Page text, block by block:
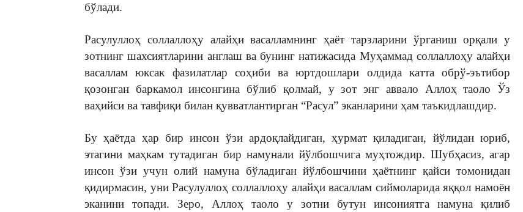
бўлади.
Расулуллоҳ соллаллоҳу алайҳи васалламнинг ҳаёт тарзларини ўрганиш орқали у
зотнинг шахсиятларини англаш ва бунинг натижасида Муҳаммад соллаллоҳу алайҳи
васаллам юксак фазилатлар соҳиби ва юртдошлари олдида катта обрў-эътибор
қозонган баркамол инсонгина бўлиб қолмай, у зот энг аввало Аллоҳ таоло Ўз
ваҳийси ва тавфиқи билан қувватлантирган “Расул” эканларини ҳам таъкидлашдир.
Бу ҳаётда ҳар бир инсон ўзи ардоқлайдиган, ҳурмат қиладиган, йўлидан юриб,
этагини маҳкам тутадиган бир намунали йўлбошчига муҳтождир. Шубҳасиз, агар
инсон ўзи учун олий намуна бўладиган йўлбошчини ҳаётнинг қайси томонидан
қидирмасин, уни Расулуллоҳ соллаллоҳу алайҳи васаллам сиймоларида яққол намоён
эканини топади. Зеро, Аллоҳ таоло у зотни бутун инсониятга намуна қилиб